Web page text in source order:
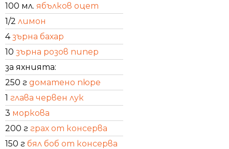
100 мл. ябълков оцет
1/2 лимон
4зърна бахар
10 зърна розов пипер
за яхнията:
250 г доматено пюре
1 глава червен лук
3 моркова
200 г грах от консерва
150 г бял боб от консерва